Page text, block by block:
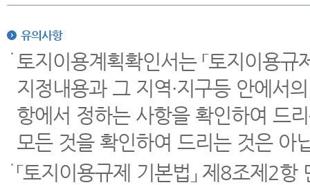
유의사항
토지이용계획확인서는 「토지이용
지정내용과 그 지역·지구등 안에서
항에서 정하는 사항을 확인하여 드
모든 것을 확인하여 드리는 것은 아
「토지이용규제 기본법」 제8조제2